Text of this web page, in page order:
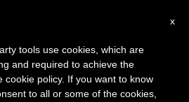
x
tools use cookies, which are
and required to achieve the
cookie policy. If you want to know
to all or some of the cookies,